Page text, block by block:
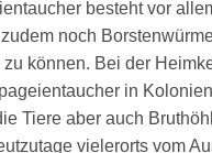
besteht vor
noch
können. Bei der
in
Tiere aber auch
vielerorts vom